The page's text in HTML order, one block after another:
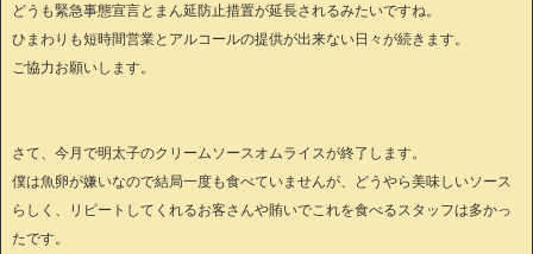
どうも緊急事態宣言とまん延防止措置が延長されるみたいですね。
ひまわりも短時間営業とアルコールの提供が出来ない日々が続きます。
ご協力お願いします。
さて、今月で明太子のクリームソースオムライスが終了します。
僕は魚卵が嫌いなので結局一度も食べていませんが、どうやら美味しいソース
らしく、リピートしてくれるお客さんや賄いでこれを食べるスタッフは多かっ
たです。